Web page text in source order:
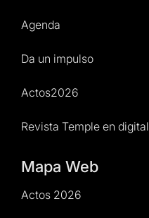
Agenda
Da un impulso
Actos2026
Revista Temple en digital
Mapa Web
Actos 2026